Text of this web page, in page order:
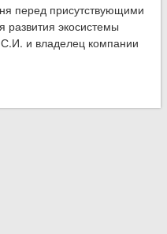
перед присутствующими
экосистемы
и владелец компании
день Международной
Действие"